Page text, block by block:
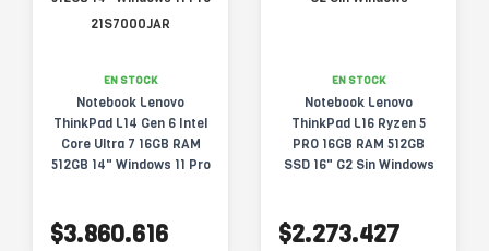
EN STOCK
Notebook Lenovo
ThinkPad L14 Gen 6 Intel
Core Ultra 7 16GB RAM
512GB 14" Windows 11 Pro
$3.860.616
EN STOCK
Notebook Lenovo
ThinkPad L16 Ryzen 5
PRO 16GB RAM 512GB
SSD 16" G2 Sin Windows
$2.273.427